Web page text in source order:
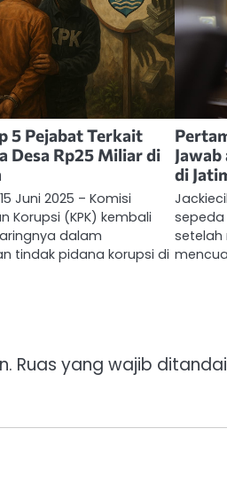
5 Pejabat Terkait
Desa Rp25 Miliar di
Juni 2025 – Komisi
Korupsi (KPK) kembali
dalam
tindak pidana korupsi di
di
setelah
Ruas yang wajib ditandai